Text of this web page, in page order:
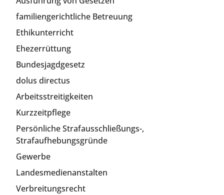
familiengerichtliche Betreuung
Ethikunterricht
Ehezerrüttung
Bundesjagdgesetz
dolus directus
Arbeitsstreitigkeiten
Kurzzeitpflege
Persönliche Strafausschließungs-,
Strafaufhebungsgründe
Gewerbe
Landesmedienanstalten
Verbreitungsrecht